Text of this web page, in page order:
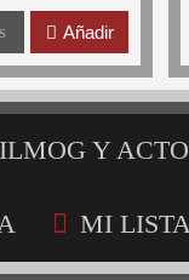
Añadir
Y
MI LISTA